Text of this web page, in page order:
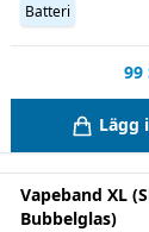
Batteri
99
Lägg
Vapeband XL
Bubbelglas)